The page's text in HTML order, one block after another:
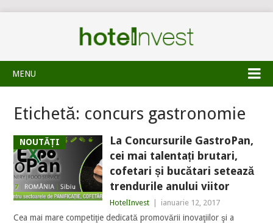
MENU
Etichetă: concurs gastronomie
NOUTĂȚI
La Concursurile GastroPan,
cei mai talentați brutari,
cofetari și bucătari setează
trendurile anului viitor
HotelInvest ianuarie 12, 2017
Cea mai mare competiţie dedicată promovării inovaţiilor şi a